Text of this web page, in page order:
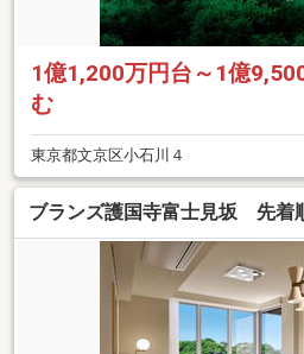
1億1,200万円台～1億
む
東京都文京区小石川４
ブランズ護国寺富士見坂 先着